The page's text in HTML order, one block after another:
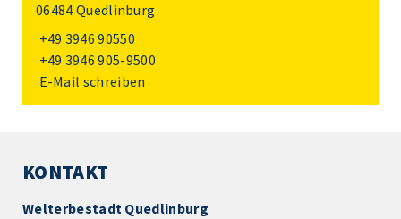
06484 Quedlinburg
+49 3946 90550
+49 3946 905-9500
E-Mail schreiben
KONTAKT
Welterbestadt Quedlinburg